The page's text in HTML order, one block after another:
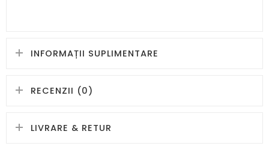
INFORMAȚII SUPLIMENTARE
RECENZII (0)
LIVRARE & RETUR